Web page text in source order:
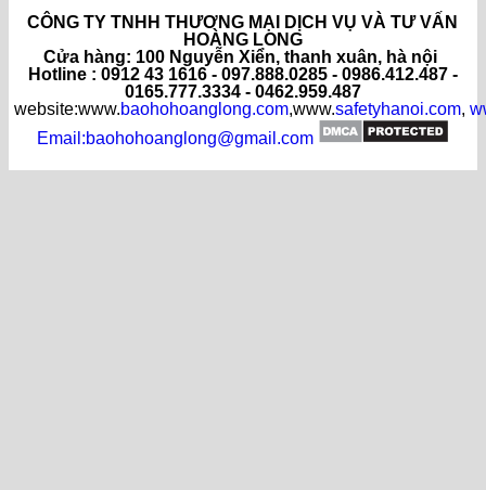
CÔNG TY TNHH THƯƠNG MẠI DỊCH VỤ VÀ TƯ VẤN
HOÀNG LONG
Cửa hàng: 100 Nguyễn Xiển, thanh xuân, hà nội
Hotline : 0912 43 1616 - 097.888.0285 - 0986.412.487 -
0165.777.3334 - 0462.959.487
website:www.baohohoanglong.com,www.safetyhanoi.com,
Email:baohohoanglong@gmail.com